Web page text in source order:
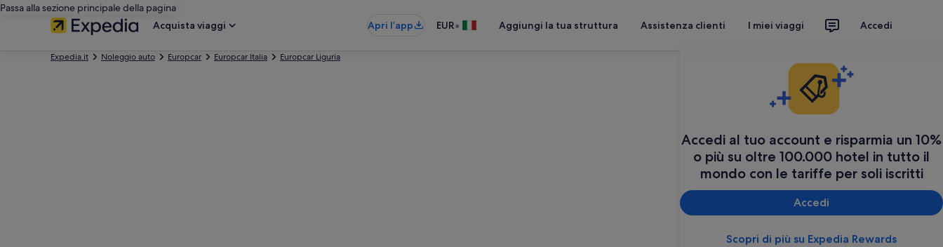
Passa alla sezione principale della pagina
Acquista viaggi
Apri l’app EUR• Aggiungi la tua struttura Assistenza clienti I miei viaggi Accedi
Accedi al tuo account e risparmia un 10%
o più su oltre 100.000 hotel in tutto il
mondo con le tariffe per soli iscritti
Accedi
Scopri di più su Expedia Rewards
Expedia.it Noleggio auto Europcar Europcar Italia Europcar Liguria